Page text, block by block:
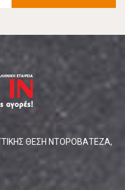
ΘΕΣΗ ΝΤΟΡΟΒΑΤΕΖΑ,